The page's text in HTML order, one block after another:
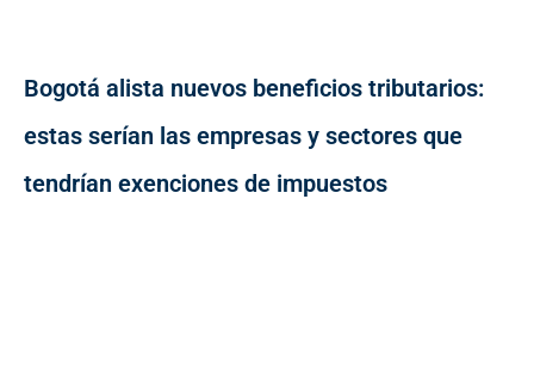
Bogotá alista nuevos beneficios tributarios:
estas serían las empresas y sectores que
tendrían exenciones de impuestos